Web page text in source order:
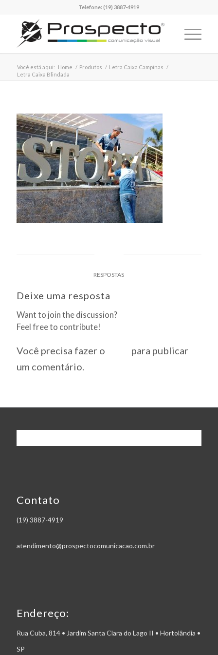
Telefone:(19) 3887-4919
Você está aqui: Home / Produtos / Letra Caixa Campinas /
Letra Caixa Blindada
RESPOSTAS
Deixe uma resposta
Want to join the discussion?
Feel free to contribute!
Você precisa fazer o
para publicar
um comentário.
Contato
(19) 3887-4919
atendimento@prospectocomunicacao.com.br
Endereço:
Rua Cuba, 814 • Jardim Santa Clara do Lago II • Hortolândia •
SP